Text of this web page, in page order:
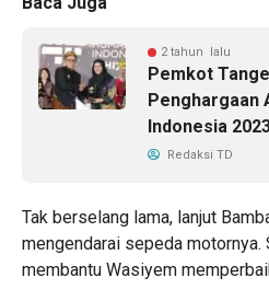
2 tahun lalu
Pemkot
Penghargaan
Indonesia
Redaksi TD
Tak berselang lama, lanjut
mengendarai sepeda motornya.
membantu Wasiyem